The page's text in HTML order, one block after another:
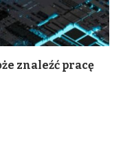
znaleźć pracę